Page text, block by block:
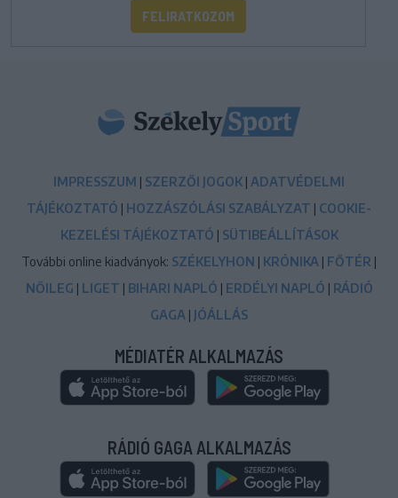
FELIRATKOZOM
IMPRESSZUM | SZERZŐI JOGOK | ADATVÉDELMI
TÁJÉKOZTATÓ | HOZZÁSZÓLÁSI SZABÁLYZAT | COOKIE-
KEZELÉSI TÁJÉKOZTATÓ | SÜTIBEÁLLÍTÁSOK
További online kiadványok: SZÉKELYHON | KRÓNIKA | FŐTÉR |
NŐILEG | LIGET | BIHARI NAPLÓ | ERDÉLYI NAPLÓ | RÁDIÓ
GAGA | JÓÁLLÁS
MÉDIATÉR ALKALMAZÁS
RÁDIÓ GAGA ALKALMAZÁS